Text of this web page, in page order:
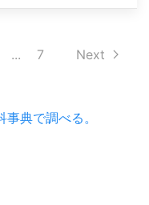
... 7 Next
典で調べる。